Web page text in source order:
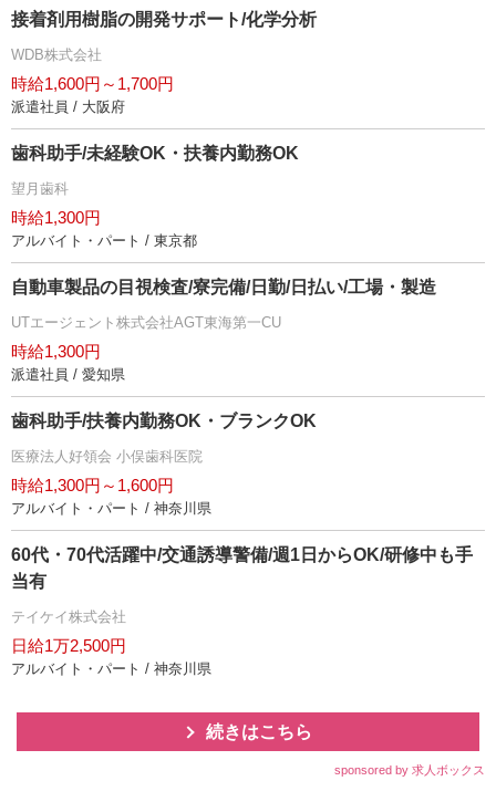
接着剤用樹脂の開発サポート/化学分析
WDB株式会社
時給1,600円～1,700円
派遣社員 / 大阪府
歯科助手/未経験OK・扶養内勤務OK
望月歯科
時給1,300円
アルバイト・パート / 東京都
自動車製品の目視検査/寮完備/日勤/日払い/工場・製造
UTエージェント株式会社AGT東海第一CU
時給1,300円
派遣社員 / 愛知県
歯科助手/扶養内勤務OK・ブランクOK
医療法人好領会 小俣歯科医院
時給1,300円～1,600円
アルバイト・パート / 神奈川県
60代・70代活躍中/交通誘導警備/週1日からOK/研修中も手
当有
テイケイ株式会社
日給1万2,500円
アルバイト・パート / 神奈川県
続きはこちら
sponsored by 求人ボックス